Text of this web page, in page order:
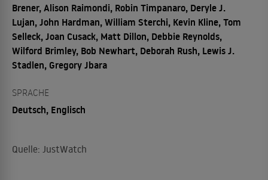
Brener, Alison Raimondi, Robin Timpanaro, Deryle J.
Lujan, John Hardman, William Sterchi, Kevin Kline, Tom
Selleck, Joan Cusack, Matt Dillon, Debbie Reynolds,
Wilford Brimley, Bob Newhart, Deborah Rush, Lewis J.
Stadlen, Gregory Jbara
SPRACHE
Deutsch, Englisch
Quelle: JustWatch